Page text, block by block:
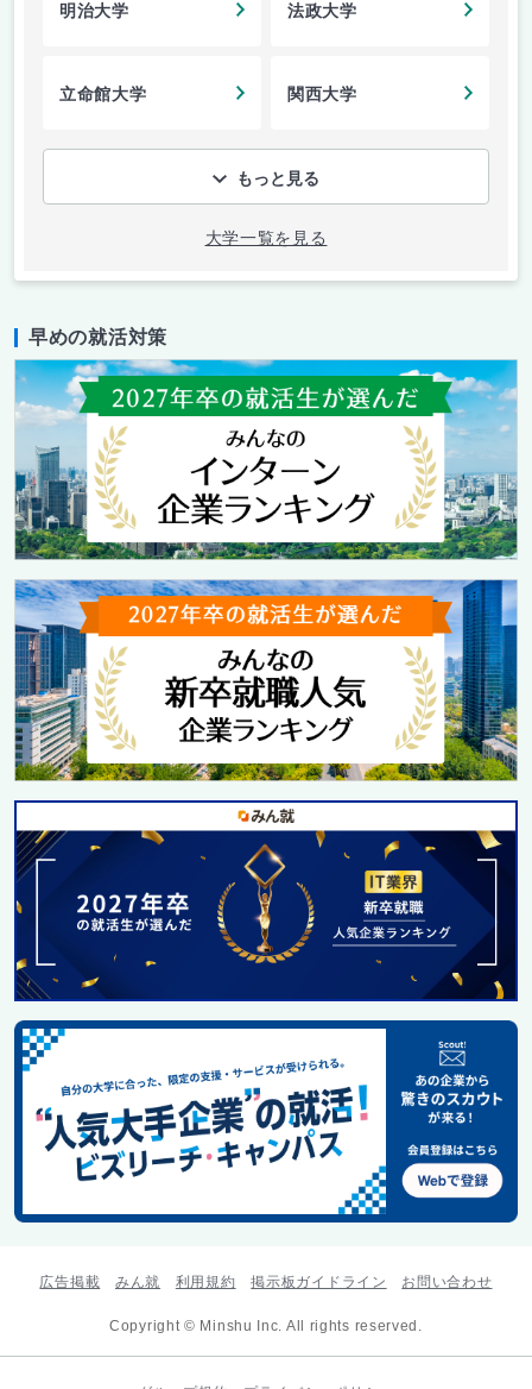
明治大学 法政大学
立命館大学 関西大学
もっと見る
大学一覧を見る
早めの就活対策
広告掲載 みん就 利用規約 掲示板ガイドライン お問い合わせ
Copyright © Minshu Inc. All rights reserved.